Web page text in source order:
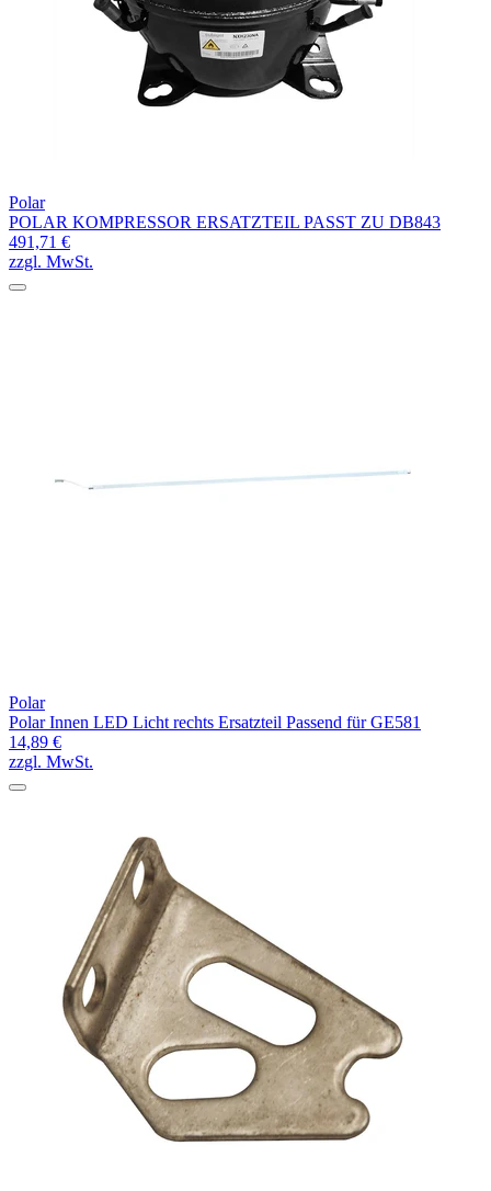
Polar
POLAR KOMPRESSOR ERSATZTEIL PASST ZU DB843
491,71 €
zzgl. MwSt.
Polar
Polar Innen LED Licht rechts Ersatzteil Passend für GE581
14,89 €
zzgl. MwSt.